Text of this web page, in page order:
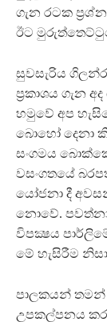
ගැන රටක
ඊට
සුවසැරිය
ප්‍රකාශය ගැන
හමුවේ අප
බොහෝ දෙනා
සංගමය
වසංගතයේ
යෝජනා දී
නොවේ. පවත්නා
විපක්‍ෂය
මේ හැසිරීම
පාලකයන් තමන්
උපකල්පනය